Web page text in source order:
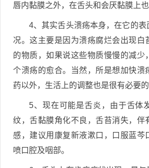
唇内黏膜之外，在舌头和会厌黏膜上也
4、其实舌头溃疡本身，在它的
况。这主要是因为溃疡腐烂会出现白
的物质，如果说这些物质慢慢的减少
个溃疡的愈合。当然，所是想加快溃
药以外，生活上的调整也是很有必要的
5、现在可能是舌炎，由于舌体
纹，舌黏膜角化不良，舌苔消失，伴
感，建议用康复新液漱口，口服蓝芩
喷口腔及咽部。